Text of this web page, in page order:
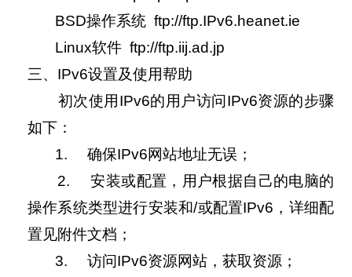
BSD操作系统 ftp://ftp.IPv6.heanet.ie
Linux软件 ftp://ftp.iij.ad.jp
三、IPv6设置及使用帮助
初次使用IPv6的用户访问IPv6资源的步骤
如下：
1. 确保IPv6网站地址无误；
2. 安装或配置，用户根据自己的电脑的
操作系统类型进行安装和/或配置IPv6，详细配
置见附件文档；
3. 访问IPv6资源网站，获取资源；